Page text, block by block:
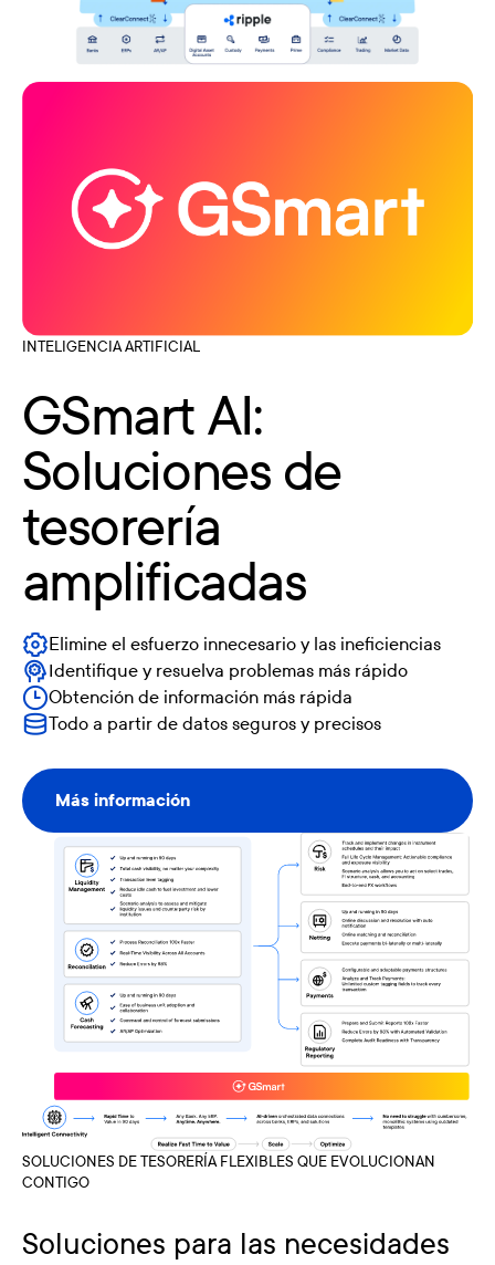
INTELIGENCIA ARTIFICIAL
GSmart AI:
Soluciones de
tesorería
amplificadas
Elimine el esfuerzo innecesario y las ineficiencias
Identifique y resuelva problemas más rápido
Obtención de información más rápida
Todo a partir de datos seguros y precisos
Más información
Más información
SOLUCIONES DE TESORERÍA FLEXIBLES QUE EVOLUCIONAN
CONTIGO
Soluciones para las necesidades